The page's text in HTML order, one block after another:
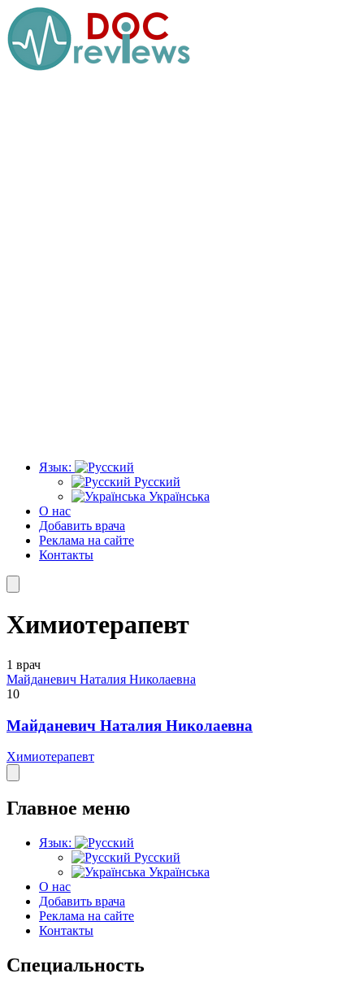
Перейти
к
содержимому
Язык:
Русский
Українська
О нас
Добавить врача
Реклама на сайте
Контакты
Химиотерапевт
1 врач
Майданевич Наталия Николаевна
10
Майданевич Наталия Николаевна
Химиотерапевт
Главное меню
Язык:
Русский
Українська
О нас
Добавить врача
Реклама на сайте
Контакты
Специальность